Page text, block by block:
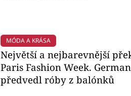
MÓDA A KRÁSA
Největší a nejbarevnější
Paris Fashion Week.
předvedl róby z balónků